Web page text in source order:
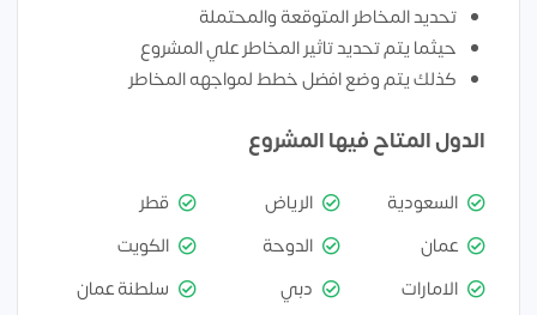
تحديد المخاطر المتوقعة والمحتملة
حيثما يتم تحديد تاثير المخاطر علي المشروع
كذلك يتم وضع افضل خطط لمواجهه المخاطر
الدول المتاح فيها المشروع
السعودية الرياض
قطر
عمان
الدوحة
الكويت
الامارات
دبي
سلطنة عمان